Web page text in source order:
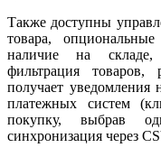
Также доступны
товара,
наличие на
фильтрация товаров,
получает уведомления
платежных систем
покупку, выбрав
синхронизация через